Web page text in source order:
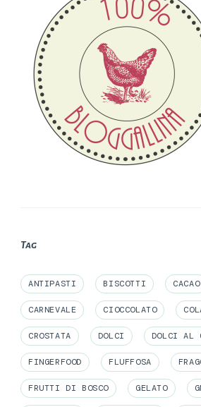
Tag
ANTIPASTI BISCOTTI CACAO
CARNEVALE CIOCCOLATO
CROSTATA DOLCI DOLCI AL
FINGERFOOD FLUFFOSA
FRUTTI DI BOSCO GELATO